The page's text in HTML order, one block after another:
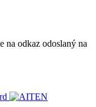
na odkaz odoslaný na